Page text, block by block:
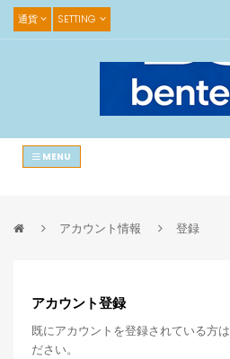
通貨 SETTING
MENU
アカウント情報 登録
アカウント登録
既にアカウントを登録されている方は
ださい。